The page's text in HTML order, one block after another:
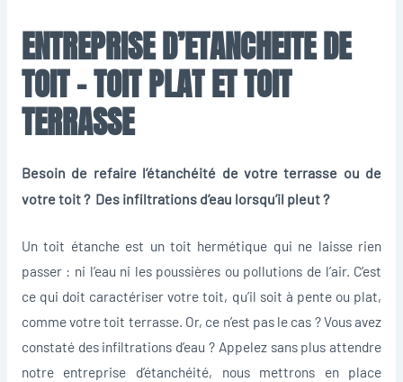
ENTREPRISE D’ETANCHEITE DE
TOIT – TOIT PLAT ET TOIT
TERRASSE
Besoin de refaire l’étanchéité de votre terrasse ou de
votre toit ? Des infiltrations d’eau lorsqu’il pleut ?
Un toit étanche est un toit hermétique qui ne laisse rien
passer : ni l’eau ni les poussières ou pollutions de l’air. C’est
ce qui doit caractériser votre toit, qu’il soit à pente ou plat,
comme votre toit terrasse. Or, ce n’est pas le cas ? Vous avez
constaté des infiltrations d’eau ? Appelez sans plus attendre
notre entreprise d’étanchéité, nous mettrons en place